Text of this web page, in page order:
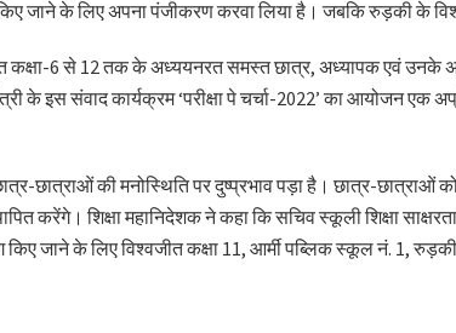
जाने के लिए अपना पंजीकरण करवा लिया है। जबकि रुड़की के
कक्षा-6 से 12 तक के अध्ययनरत समस्त छात्र, अध्यापक एवं उनके
के इस संवाद कार्यक्रम ‘परीक्षा पे चर्चा-2022’ का आयोजन एक
छात्राओं की मनोस्थिति पर दुष्प्रभाव पड़ा है। छात्र-
करेंगे। शिक्षा महानिदेशक ने कहा कि सचिव स्कूली शिक्षा
किए जाने के लिए विश्वजीत कक्षा 11, आर्मी पब्लिक स्कूल नं. 1,